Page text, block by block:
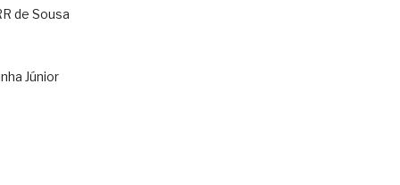
de Sousa
Júnior